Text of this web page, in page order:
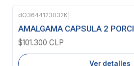
Agotado
dO3644123032K
AMALGAMA CAPSULA 2
$101.300 CLP
Ver detalles